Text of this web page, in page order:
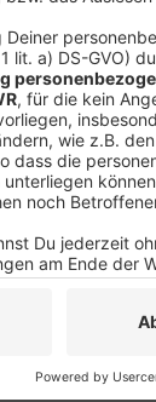
Mehr Termine für
Mehr News aus
Hier geht es zu
Anzeige
Folge uns